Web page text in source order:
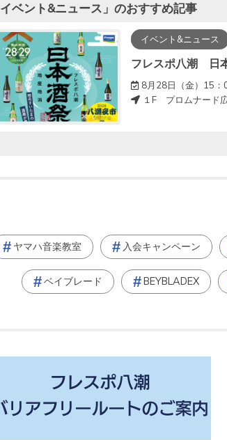
イベント&ニュース 」のおすすめ記事
イベント&ニュース
フレスポ八潮 日
8月28日（金）15：00～20
１F プロムナード
ヤマハ音楽教室 入会キャンペーン
ベイブレード BEYBLADEX